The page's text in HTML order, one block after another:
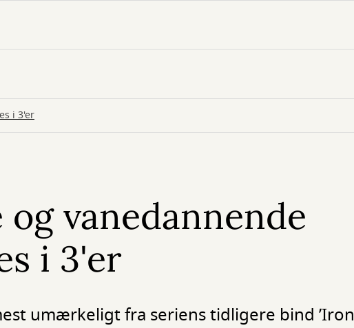
i 3'er
vanedannende
i 3'er
umærkeligt fra seriens tidligere bind ’Iron